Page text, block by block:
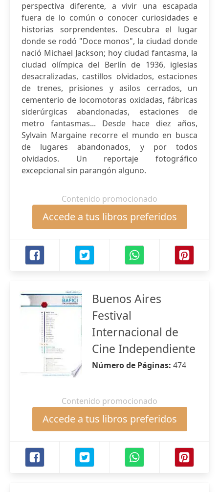
perspectiva diferente, a vivir una escapada
fuera de lo común o conocer curiosidades e
historias sorprendentes. Descubra el lugar
donde se rodó "Doce monos", la ciudad donde
nació Michael Jackson; hoy ciudad fantasma, la
ciudad olímpica del Berlín de 1936, iglesias
desacralizadas, castillos olvidados, estaciones
de trenes, prisiones y asilos cerrados, un
cementerio de locomotoras oxidadas, fábricas
siderúrgicas abandonadas, estaciones de
metro fantasmas... Desde hace diez años,
Sylvain Margaine recorre el mundo en busca
de lugares abandonados, y por todos
olvidados. Un reportaje fotográfico
excepcional sin parangón alguno.
Contenido promocionado
Accede a tus libros preferidos
Buenos Aires
Festival
Internacional de
Cine Independiente
Número de Páginas: 474
Contenido promocionado
Accede a tus libros preferidos